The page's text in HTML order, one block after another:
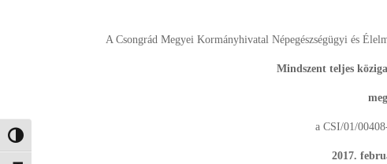
Nagy kontraszt váltása
A Csongrád Megyei Kormányhivatal Népegészségügyi és
Mindszent teljes
a CSI/01/
2017.